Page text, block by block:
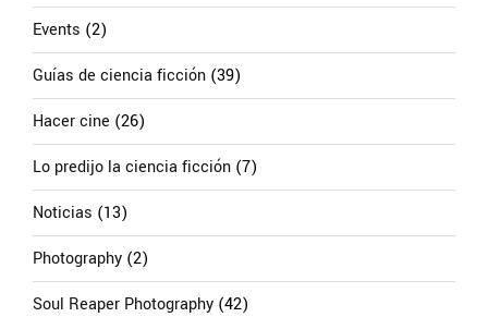
Events (2)
Guías de ciencia ficción (39)
Hacer cine (26)
Lo predijo la ciencia ficción (7)
Noticias (13)
Photography (2)
Soul Reaper Photography (42)